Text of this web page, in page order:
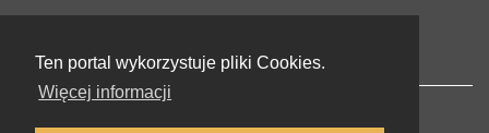
Ten portal wykorzystuje pliki Cookies.
Więcej informacji